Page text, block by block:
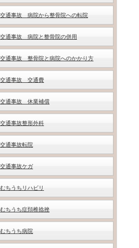
交通事故 病院から整骨院への転院
交通事故 病院と整骨院の併用
交通事故 整骨院と病院へのかかり方
交通事故 交通費
交通事故 休業補償
交通事故整形外科
交通事故転院
交通事故ケガ
むちうちリハビリ
むちうち症頚椎捻挫
むちうち病院